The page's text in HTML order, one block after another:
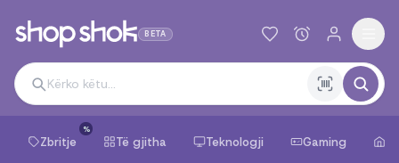
BETA
Zbritje
%
Të gjitha Teknologji Gaming